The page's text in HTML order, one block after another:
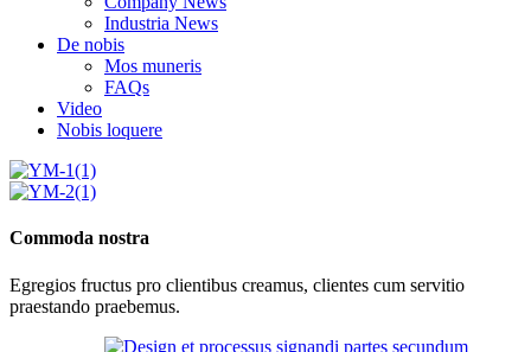
Industria News
De nobis
Mos muneris
FAQs
Video
Nobis loquere
Commoda nostra
Egregios fructus pro clientibus creamus, clientes cum servitio
praestando praebemus.